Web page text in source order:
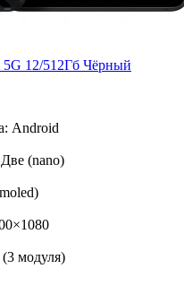
12/512Гб Чёрный
Android
Две (nano)
модуля)